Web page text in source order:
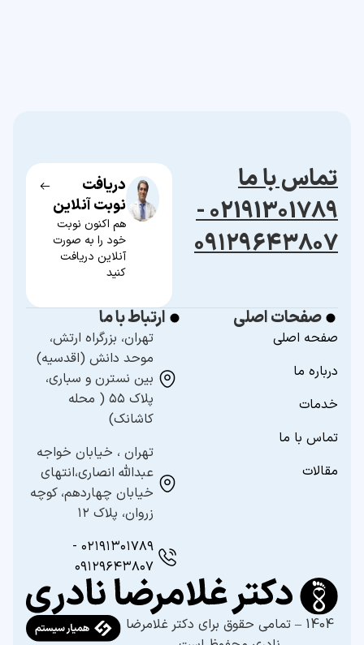
تماس با ما
02191301789 -
۰۹۱۲۹۶۴۳۸۰۷
دریافت
نوبت آنلاین
هم اکنون نوبت
خود را به صورت
آنلاین دریافت
کنید
صفحات اصلی
صفحه اصلی
درباره ما
خدمات
تماس با ما
مقالات
ارتباط با ما
تهران، بزرگراه ارتش،
موحد دانش (اقدسیه)
بین نسترن و سباری،
پلاک ۵۵ ( محله
کاشانک)
تهران ، خیابان خواجه
عبدالله انصاری،انتهای
خیابان چهاردهم، کوچه
زروان، پلاک ۱۲
۰۲۱۹۱۳۰۱۷۸۹ -
۰۹۱۲۹۶۴۳۸۰۷
1404 – تمامی حقوق برای دکتر غلامرضا